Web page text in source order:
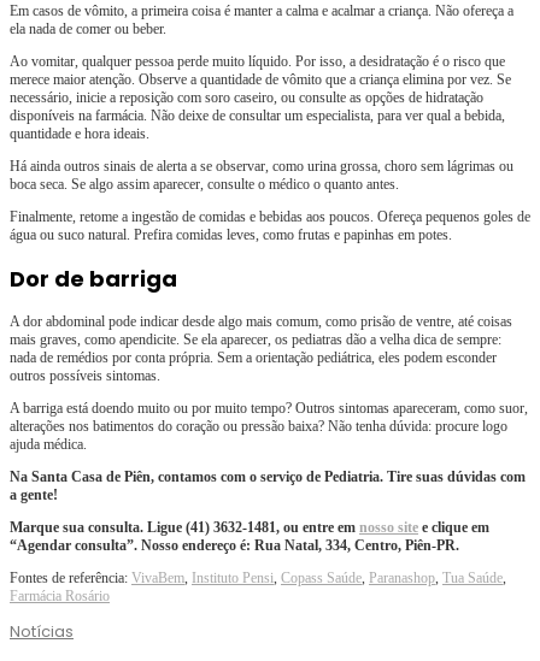
Em casos de vômito, a primeira coisa é manter a calma e acalmar a criança. Não ofereça a
ela nada de comer ou beber.
Ao vomitar, qualquer pessoa perde muito líquido. Por isso, a desidratação é o risco que
merece maior atenção. Observe a quantidade de vômito que a criança elimina por vez. Se
necessário, inicie a reposição com soro caseiro, ou consulte as opções de hidratação
disponíveis na farmácia. Não deixe de consultar um especialista, para ver qual a bebida,
quantidade e hora ideais.
Há ainda outros sinais de alerta a se observar, como urina grossa, choro sem lágrimas ou
boca seca. Se algo assim aparecer, consulte o médico o quanto antes.
Finalmente, retome a ingestão de comidas e bebidas aos poucos. Ofereça pequenos goles de
água ou suco natural. Prefira comidas leves, como frutas e papinhas em potes.
Dor de barriga
A dor abdominal pode indicar desde algo mais comum, como prisão de ventre, até coisas
mais graves, como apendicite. Se ela aparecer, os pediatras dão a velha dica de sempre:
nada de remédios por conta própria. Sem a orientação pediátrica, eles podem esconder
outros possíveis sintomas.
A barriga está doendo muito ou por muito tempo? Outros sintomas apareceram, como suor,
alterações nos batimentos do coração ou pressão baixa? Não tenha dúvida: procure logo
ajuda médica.
Na Santa Casa de Piên, contamos com o serviço de Pediatria. Tire suas dúvidas com
a gente!
Marque sua consulta. Ligue (41) 3632-1481, ou entre em nosso site e clique em
“Agendar consulta”. Nosso endereço é: Rua Natal, 334, Centro, Piên-PR.
Fontes de referência: VivaBem Instituto Pensi Copass Saúde Paranashop Tua Saúde
Farmácia Rosário
Notícias